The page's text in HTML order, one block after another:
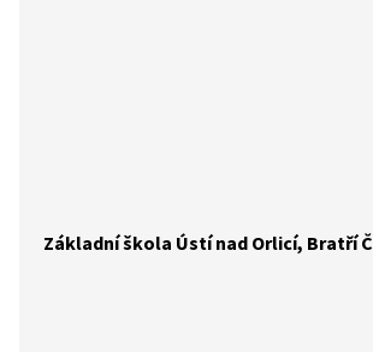
Základní škola Ústí nad Orlicí, Bratří